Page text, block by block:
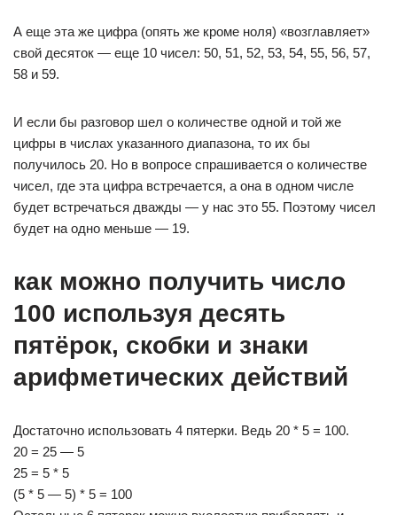
А еще эта же цифра (опять же кроме ноля) «возглавляет»
свой десяток — еще 10 чисел: 50, 51, 52, 53, 54, 55, 56, 57,
58 и 59.
И если бы разговор шел о количестве одной и той же
цифры в числах указанного диапазона, то их бы
получилось 20. Но в вопросе спрашивается о количестве
чисел, где эта цифра встречается, а она в одном числе
будет встречаться дважды — у нас это 55. Поэтому чисел
будет на одно меньше — 19.
как можно получить число
100 используя десять
пятёрок, скобки и знаки
арифметических действий
Достаточно использовать 4 пятерки. Ведь 20 * 5 = 100.
20 = 25 — 5
25 = 5 * 5
(5 * 5 — 5) * 5 = 100